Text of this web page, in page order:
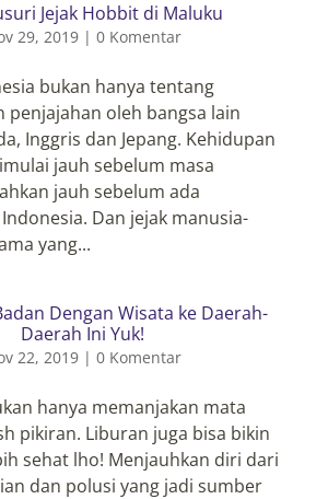
Jejak Hobbit di Maluku
29, 2019| 0 Komentar
bukan hanya tentang
penjajahan oleh bangsa lain
Inggris dan Jepang. Kehidupan
jauh sebelum masa
jauh sebelum ada
Dan jejak manusia-
yang...
Dengan Wisata ke Daerah-
Daerah Ini Yuk!
22, 2019| 0 Komentar
hanya memanjakan mata
pikiran. Liburan juga bisa bikin
sehat lho! Menjauhkan diri dari
dan polusi yang jadi sumber